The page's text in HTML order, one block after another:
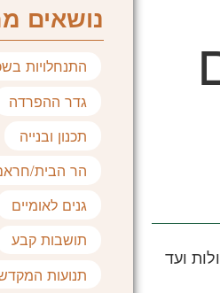
ועד
נושאים
התנחלויות
גדר ההפרדה
תכנון ובנייה
הר הבית/
גנים לאומיים
תושבות קבע
תנועות